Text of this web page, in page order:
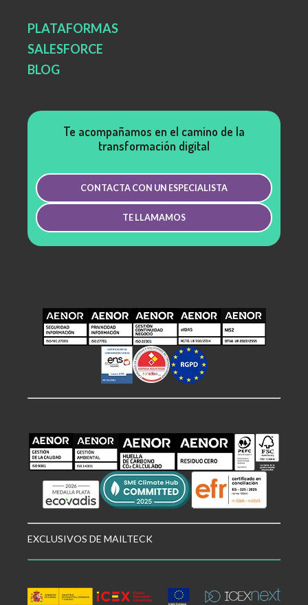
PLATAFORMAS
SALESFORCE
BLOG
Te acompañamos en el camino de la
transformación digital
CONTACTA CON UN ESPECIALISTA
TE LLAMAMOS
EXCLUSIVOS DE MAILTECK